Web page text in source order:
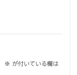
※ が付いている欄は